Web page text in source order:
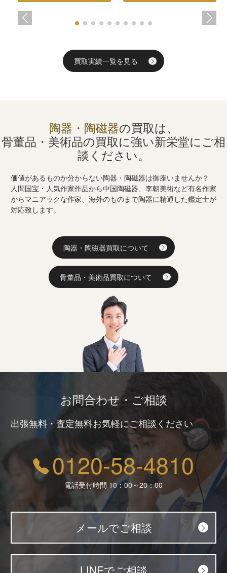
買取実績一覧を見る
陶器・陶磁器の買取は、
骨董品・美術品の買取に強い新栄堂にご相
談ください。
価値があるものか分からない陶器・陶磁器は御座いませんか？
人間国宝・人気作家作品から中国陶磁器、李朝美術など有名作家
からマニアックな作家、海外のものまで陶器に精通した鑑定士が
対応致します。
陶器・陶磁器買取について
骨董品・美術品買取について
お問合わせ・ご相談
出張無料・査定無料お気軽にご相談ください
0120-58-4810
電話受付時間 10：00～20：00
メールでご相談
LINEでご相談